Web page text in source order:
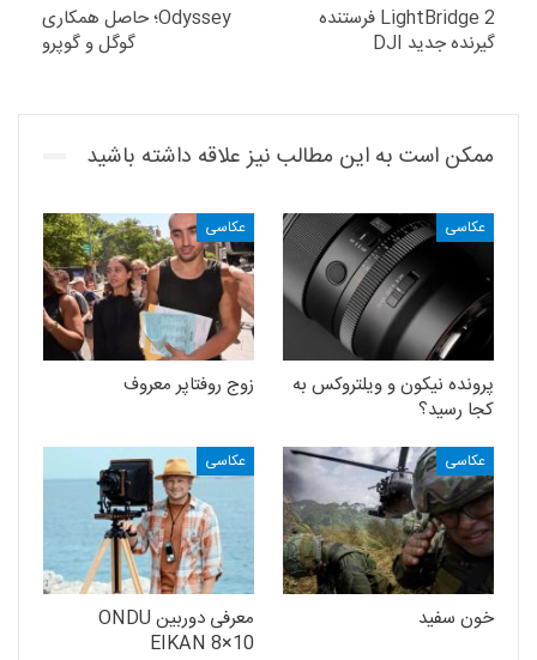
LightBridge 2 فرستنده
گیرنده جدید DJI
Odyssey؛ حاصل همکاری
گوگل و گوپرو
ممکن است به این مطالب نیز علاقه داشته باشید
عکاسی
پرونده نیکون و ویلتروکس به
کجا رسید؟
عکاسی
زوج روفتاپر معروف
عکاسی
خون سفید
عکاسی
معرفی دوربین ONDU
EIKAN 8×10